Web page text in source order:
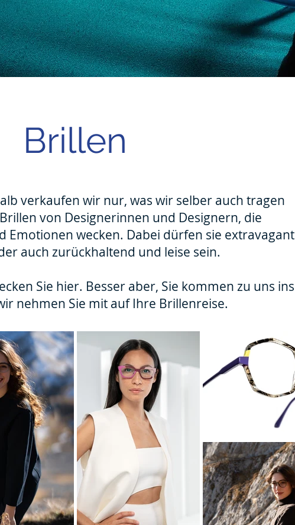
Brillen
verkaufen wir nur, was wir selber auch tragen
von Designerinnen und Designern, die
Emotionen wecken. Dabei dürfen sie extravagant
auch zurückhaltend und leise sein.
Sie hier. Besser aber, Sie kommen zu uns ins
nehmen Sie mit auf Ihre Brillenreise.